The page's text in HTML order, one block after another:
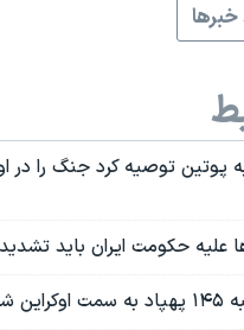
پوتین توصیه کرد جنگ را در
علیه حکومت ایران باید